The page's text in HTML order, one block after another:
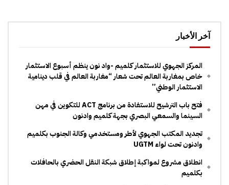
آخر الأخبار
المركز الجهوي للاستثمار كلميم -واد نون ينظم أسبوع الاستثمار
خاص بمغاربة العالم تحت شعار “مغاربة العالم في قلب دينامية
الاستثمار الوطني”
فتح باب الترشيح للاستفادة من برنامج ACT للتكوين في مهن
السينما والسمعي البصري بجهة كلميم وادنون
تجديد المكتب الجهوي لأطر ومستخدمي وكالة الجنوب بكلميم
وادنون تحت لواء UGTM
انطلاق مشروع لمواكبة إطلاق شبكة النقل الحضري بالحافلات
بكلميم